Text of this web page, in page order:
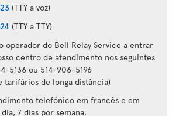
(TTY a voz)
(TTY a TTY)
operador do Bell Relay Service a entrar
centro de atendimento nos seguintes
5136 ou 514-906-5196
tarifários de longa distância)
telefónico em francês e em
7 dias por semana.